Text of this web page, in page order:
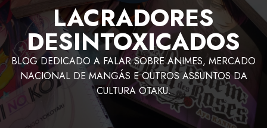
LACRADORES
DESINTOXICADOS
BLOG DEDICADO A FALAR SOBRE ANIMES, MERCADO
NACIONAL DE MANGÁS E OUTROS ASSUNTOS DA
CULTURA OTAKU.